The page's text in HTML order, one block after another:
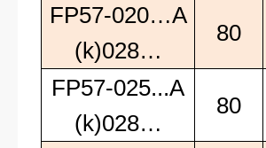
FP57-020…A
(k)028…
80
FP57-025...A
(k)028…
80